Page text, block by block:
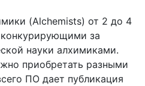
(Alchemists) от 2 до 4
конкурирующими за
науки алхимиками.
приобретать разными
ПО дает публикация